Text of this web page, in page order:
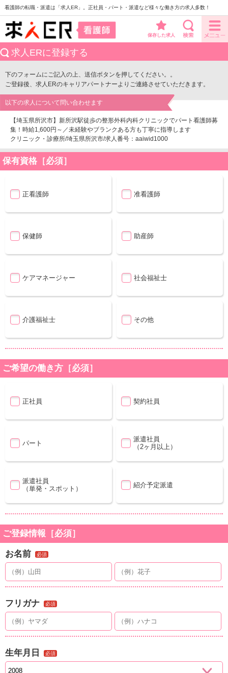
看護師の転職・派遣は「求人ER」。正社員・パート・派遣など様々な働き方の求人多数！
保存した求人
求人ERに登録する
下のフォームにご記入の上、送信ボタンを押してください。。
ご登録後、求人ERのキャリアパートナーよりご連絡させていただきます。
以下の求人について問い合わせます
【埼玉県所沢市】新所沢駅徒歩の整形外科内科クリニックでパート看護師募
集！時給1,600円～／未経験やブランクある方も丁寧に指導します
クリニック・診療所/埼玉県所沢市/求人番号：aaiwid1000
保有資格［必須］
正看護師 准看護師
保健師 助産師
ケアマネージャー 社会福祉士
介護福祉士 その他
ご希望の働き方［必須］
正社員 契約社員
パート
派遣社員
（2ヶ月以上）
派遣社員
（単発・スポット）
紹介予定派遣
ご登録情報［必須］
お名前 必須
フリガナ 必須
生年月日 必須